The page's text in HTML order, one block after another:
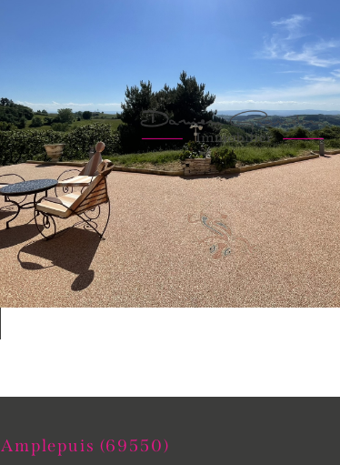
Amplepuis (69550)